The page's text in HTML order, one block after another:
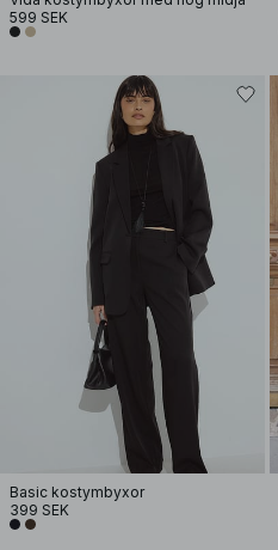
599 SEK
Basic kostymbyxor
399 SEK